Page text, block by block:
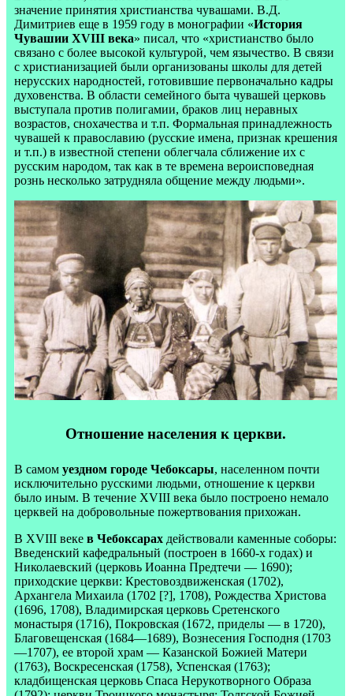
значение принятия христианства чувашами. В.Д.
Димитриев еще в 1959 году в монографии «История
Чувашии XVIII века» писал, что «христианство было
связано с более высокой культурой, чем язычество. В связи
с христианизацией были организованы школы для детей
нерусских народностей, готовившие первоначально кадры
духовенства. В области семейного быта чувашей церковь
выступала против полигамии, браков лиц неравных
возрастов, снохачества и т.п. Формальная принадлежность
чувашей к православию (русские имена, признак крешения
и т.п.) в известной степени облегчала сближение их с
русским народом, так как в те времена вероисповедная
рознь несколько затрудняла общение между людьми».
Отношение населения к церкви.
В самом уездном городе Чебоксары, населенном почти
исключительно русскими людьми, отношение к церкви
было иным. В течение XVIII века было построено немало
церквей на добровольные пожертвования прихожан.
В XVIII веке в Чебоксарах действовали каменные соборы:
Введенский кафедральный (построен в 1660-х годах) и
Николаевский (церковь Иоанна Предтечи — 1690);
приходские церкви: Крестовоздвиженская (1702),
Архангела Михаила (1702 [?], 1708), Рождества Христова
(1696, 1708), Владимирская церковь Сретенского
монастыря (1716), Покровская (1672, приделы — в 1720),
Благовещенская (1684—1689), Вознесения Господня (1703
—1707), ее второй храм — Казанской Божией Матери
(1763), Воскресенская (1758), Успенская (1763);
кладбищенская церковь Спаса Нерукотворного Образа